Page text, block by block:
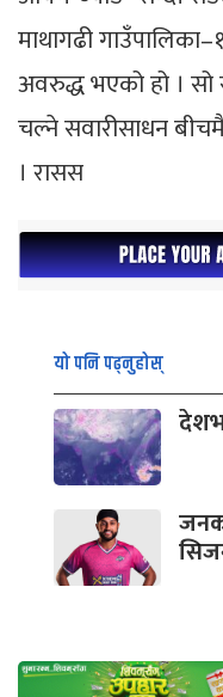
माथागढी
अवरुद्ध भएको हो ।
चल्ने सवारीसाधन
। रासस
यो पनि पढ्नुहोस्